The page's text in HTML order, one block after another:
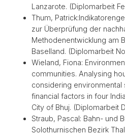
Lanzarote. (Diplomarbeit
Thum,
zur Überprüfung der
Methodenentwicklung am
Baselland. (Diplomarbeit
Wieland, Fiona:
communities. Analysing
considering
financial factors in four
City of Bhuj. (Diplomarbeit
Straub, Pascal: Bahn- und
Solothurnischen Bezirk